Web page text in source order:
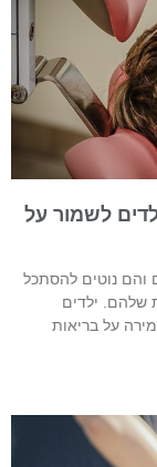
לשמור על
נוטים להסתכל
ילדים
על בריאות